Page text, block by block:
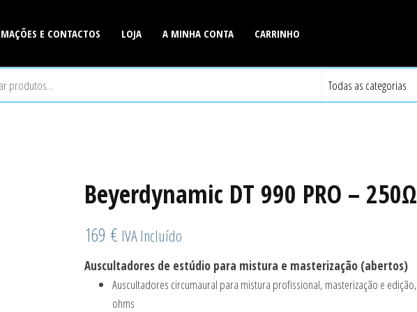
E CONTACTOS LOJA A MINHA CONTA CARRINHO
Beyerdynamic DT 990 PRO – 250Ω
169 € IVA Incluído
Auscultadores de estúdio para mistura e masterização (abertos)
Auscultadores circumaural para mistura profissional, masterização e edição,
ohms